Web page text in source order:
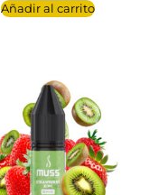
Añadir al carrito